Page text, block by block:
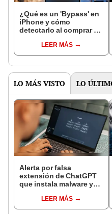
¿Qué es un 'Bypass' en
iPhone y cómo
detectarlo al comprar un
LEER MÁS
LO MÁS VISTO LO
Alerta por falsa
extensión de ChatGPT
que instala malware y
FacebookLEER MÁS